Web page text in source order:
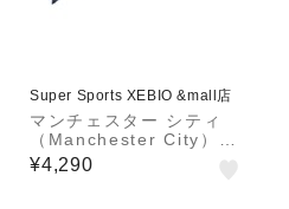
Super Sports XEBIO &mall店
マンチェスター シティ
（Manchester City）マ
フラー マンチェスターシ
ティ MCI-SCF01
¥4,290